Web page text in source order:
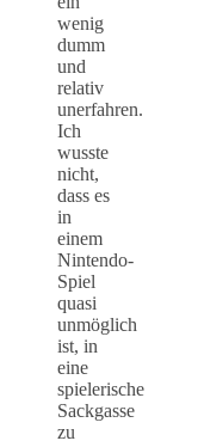
wenig
dumm
und
relativ
unerfahren.
Ich
wusste
nicht,
dass es
in
einem
Nintendo-
Spiel
quasi
unmöglich
ist, in
eine
spielerische
Sackgasse
zu